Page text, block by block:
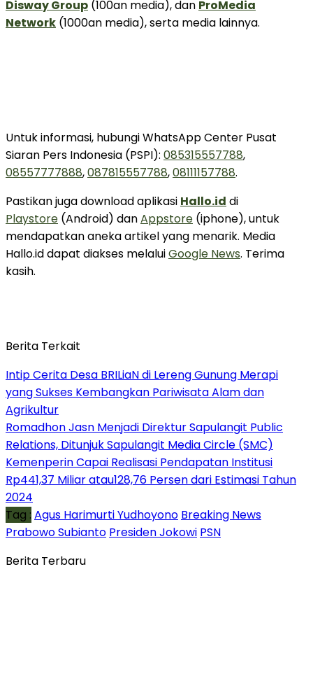
Disway Group (100an media), dan ProMedia
Network (1000an media), serta media lainnya.
Untuk informasi, hubungi WhatsApp Center Pusat
Siaran Pers Indonesia (PSPI): 085315557788,
08557777888,087815557788,08111157788.
Pastikan juga download aplikasi Hallo.id di
Playstore (Android) danAppstore (iphone), untuk
mendapatkan aneka artikel yang menarik. Media
Hallo.id dapat diakses melaluiGoogle News. Terima
kasih.
Berita Terkait
Intip Cerita Desa BRILiaN di Lereng Gunung Merapi
yang Sukses Kembangkan Pariwisata Alam dan
Agrikultur
Romadhon Jasn Menjadi Direktur Sapulangit Public
Relations, Ditunjuk Sapulangit Media Circle (SMC)
Kemenperin Capai Realisasi Pendapatan Institusi
Rp441,37 Miliar atau128,76 Persen dari Estimasi Tahun
2024
Tag : Agus Harimurti Yudhoyono Breaking News
Prabowo Subianto Presiden Jokowi PSN
Berita Terbaru